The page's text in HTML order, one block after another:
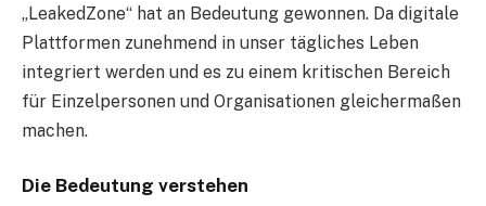
„LeakedZone“ hat an Bedeutung gewonnen. Da digitale
Plattformen zunehmend in unser tägliches Leben
integriert werden und es zu einem kritischen Bereich
für Einzelpersonen und Organisationen gleichermaßen
machen.
Die Bedeutung verstehen